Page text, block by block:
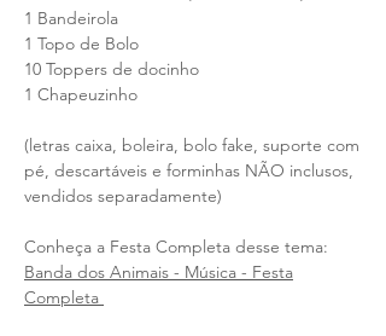
1 Bandeirola
1 Topo de Bolo
10 Toppers de docinho
1 Chapeuzinho
(letras caixa, boleira, bolo fake, suporte com
pé, descartáveis e forminhas NÃO inclusos,
vendidos separadamente)
Conheça a Festa Completa desse tema:
Banda dos Animais - Música - Festa
Completa